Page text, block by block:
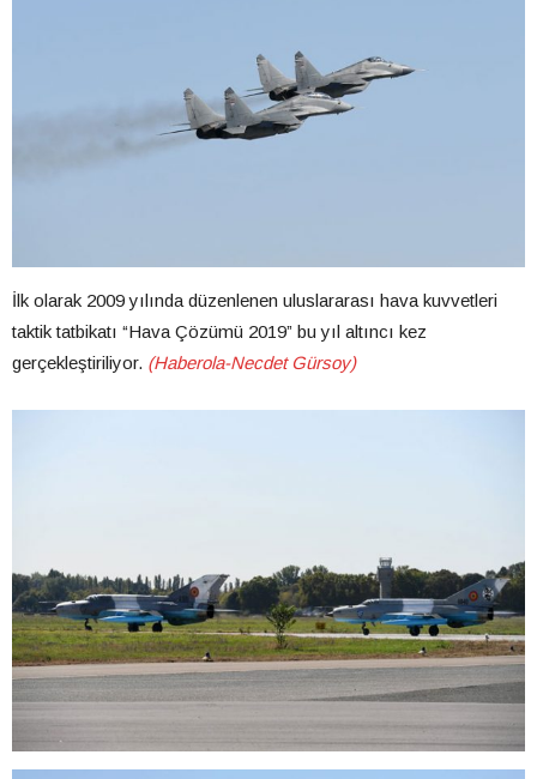
İlk olarak 2009 yılında düzenlenen uluslararası hava kuvvetleri
taktik tatbikatı “Hava Çözümü 2019” bu yıl altıncı kez
gerçekleştiriliyor. (Haberola-Necdet Gürsoy)